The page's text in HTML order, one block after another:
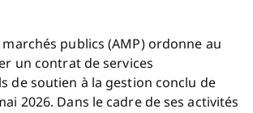
marchés publics (AMP) ordonne au
un contrat de services
de soutien à la gestion conclu de
2026. Dans le cadre de ses activités